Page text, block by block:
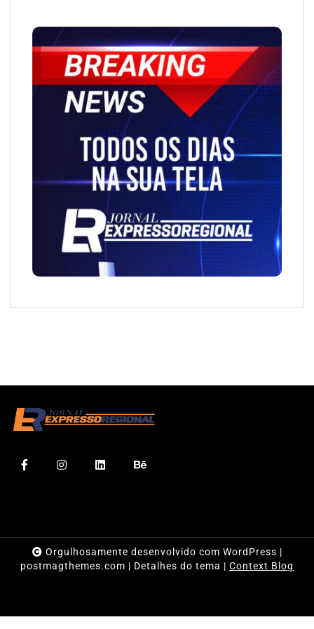
Orgulhosamente desenvolvido com WordPress |
postmagthemes.com | Detalhes do tema | Context Blog